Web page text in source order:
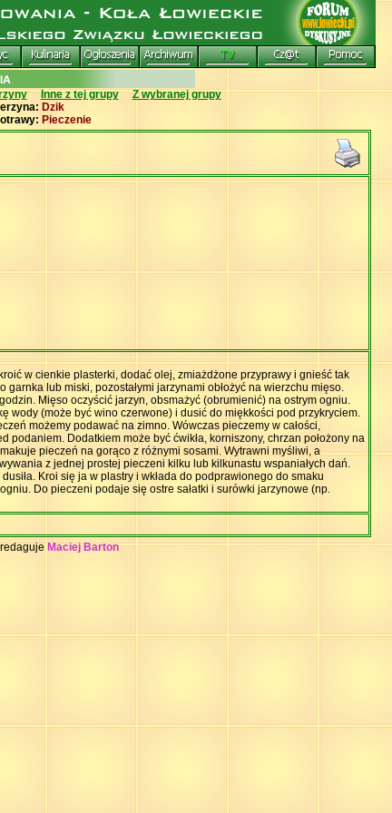
Inne z tej grupy
Z wybranej grupy
Dzik
Pieczenie
w cienkie plasterki, dodać olej, zmiażdżone przyprawy i gnieść tak
lub miski, pozostałymi jarzynami obłożyć na wierzchu mięso.
Mięso oczyścić jarzyn, obsmażyć (obrumienić) na ostrym ogniu.
wody (może być wino czerwone) i dusić do miękkości pod przykryciem.
możemy podawać na zimno. Wówczas pieczemy w całości,
podaniem. Dodatkiem może być ćwikła, korniszony, chrzan położony na
pieczeń na gorąco z różnymi sosami. Wytrawni myśliwi, a
z jednej prostej pieczeni kilku lub kilkunastu wspaniałych dań.
Kroi się ja w plastry i wkłada do podprawionego do smaku
Do pieczeni podaje się ostre sałatki i surówki jarzynowe (np.
Maciej Barton